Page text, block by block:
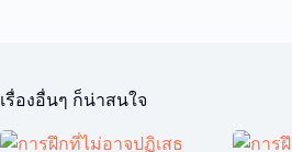
เรื่องอื่นๆ ก็น่าสนใจ